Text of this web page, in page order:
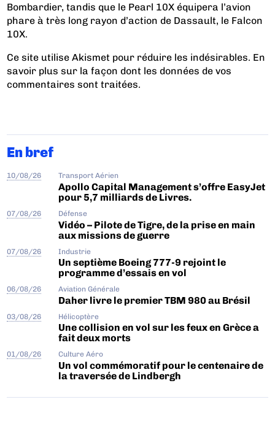
Bombardier, tandis que le Pearl 10X équipera l’avion
phare à très long rayon d’action de Dassault, le Falcon
10X.
Ce site utilise Akismet pour réduire les indésirables. En
savoir plus sur la façon dont les données de vos
commentaires sont traitées.
En bref
10/08/26 Transport Aérien
Apollo Capital Management s’offre EasyJet
pour 5,7 milliards de Livres.
07/08/26 Défense
Vidéo – Pilote de Tigre, de la prise en main
aux missions de guerre
07/08/26 Industrie
Un septième Boeing 777-9 rejoint le
programme d’essais en vol
06/08/26 Aviation Générale
Daher livre le premier TBM 980 au Brésil
03/08/26 Hélicoptère
Une collision en vol sur les feux en Grèce a
fait deux morts
01/08/26 Culture Aéro
Un vol commémoratif pour le centenaire de
la traversée de Lindbergh